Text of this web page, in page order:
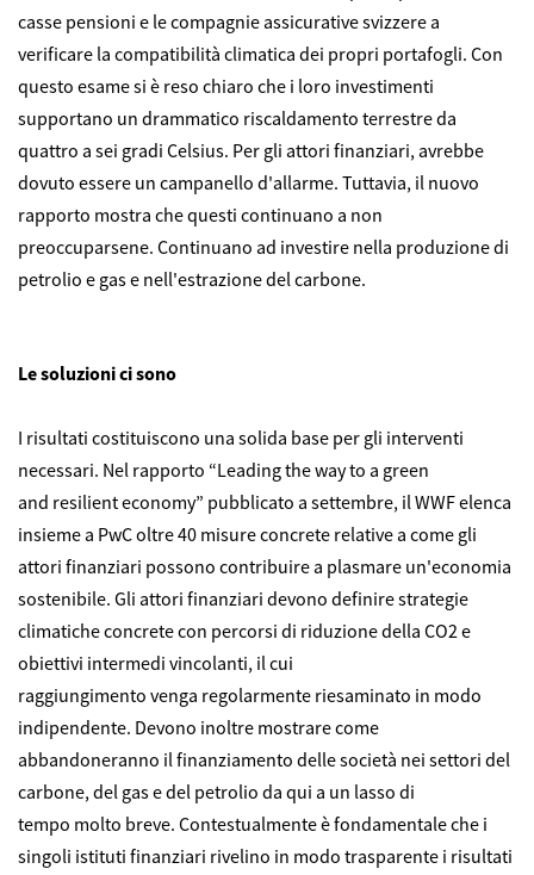
casse pensioni e le compagnie assicurative svizzere a
verificare la compatibilità climatica dei propri portafogli. Con
questo esame si è reso chiaro che i loro investimenti
supportano un drammatico riscaldamento terrestre da
quattro a sei gradi Celsius. Per gli attori finanziari, avrebbe
dovuto essere un campanello d'allarme. Tuttavia, il nuovo
rapporto mostra che questi continuano a non
preoccuparsene. Continuano ad investire nella produzione di
petrolio e gas e nell'estrazione del carbone.
Le soluzioni ci sono
I risultati costituiscono una solida base per gli interventi
necessari. Nel rapporto “Leading the way to a green
and resilient economy” pubblicato a settembre, il WWF elenca
insieme a PwC oltre 40 misure concrete relative a come gli
attori finanziari possono contribuire a plasmare un'economia
sostenibile. Gli attori finanziari devono definire strategie
climatiche concrete con percorsi di riduzione della CO2 e
obiettivi intermedi vincolanti, il cui
raggiungimento venga regolarmente riesaminato in modo
indipendente. Devono inoltre mostrare come
abbandoneranno il finanziamento delle società nei settori del
carbone, del gas e del petrolio da qui a un lasso di
tempo molto breve. Contestualmente è fondamentale che i
singoli istituti finanziari rivelino in modo trasparente i risultati